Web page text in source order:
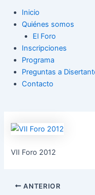
Inicio
Quiénes somos
El Foro
Inscripciones
Programa
Preguntas a
Contacto
VII Foro 2012
ANTERIOR